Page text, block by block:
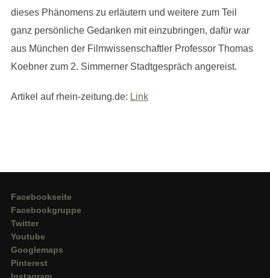
dieses Phänomens zu erläutern und weitere zum Teil
ganz persönliche Gedanken mit einzubringen, dafür war
aus München der Filmwissenschaftler Professor Thomas
Koebner zum 2. Simmerner Stadtgespräch angereist.
Artikel auf rhein-zeitung.de: Link
Facebookseite
Facebookgruppe
Twitter
Youtube
Googlemaps
Pinterest